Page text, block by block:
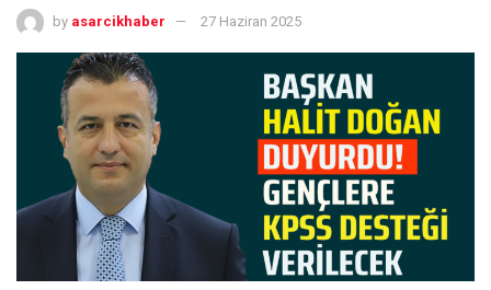
by asarcikhaber 27 Haziran 2025